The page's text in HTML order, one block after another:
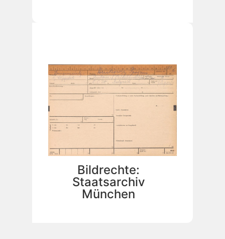
Bildrechte:
Staatsarchiv
München